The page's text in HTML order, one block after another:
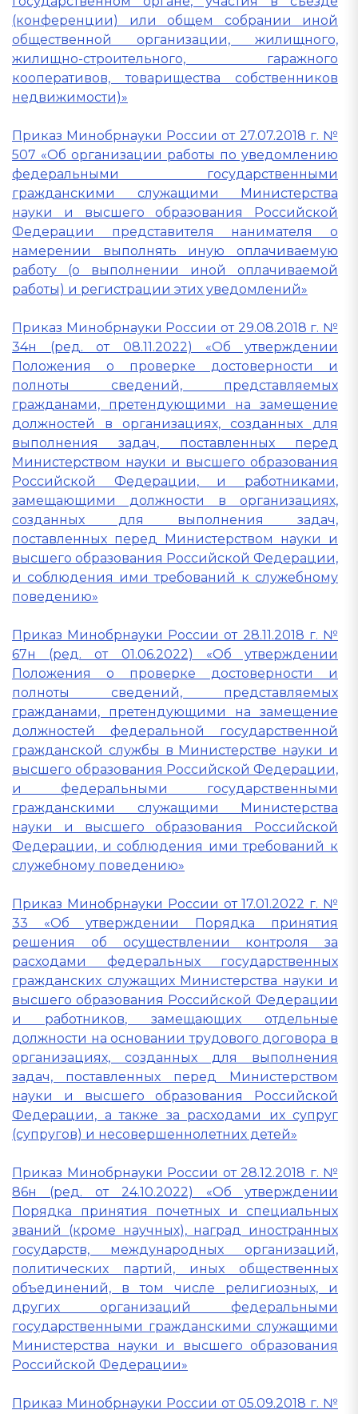
(конференции) или общем собрании иной
общественной организации, жилищного,
жилищно-строительного, гаражного
кооперативов, товарищества собственников
недвижимости)»
Приказ Минобрнауки России от 27.07.2018 г. №
507 «Об организации работы по уведомлению
федеральными государственными
гражданскими служащими Министерства
науки и высшего образования Российской
Федерации представителя нанимателя о
намерении выполнять иную оплачиваемую
работу (о выполнении иной оплачиваемой
работы) и регистрации этих уведомлений»
Приказ Минобрнауки России от 29.08.2018 г. №
34н (ред. от 08.11.2022) «Об утверждении
Положения о проверке достоверности и
полноты сведений, представляемых
гражданами, претендующими на замещение
должностей в организациях, созданных для
выполнения задач, поставленных перед
Министерством науки и высшего образования
Российской Федерации, и работниками,
замещающими должности в организациях,
созданных для выполнения задач,
поставленных перед Министерством науки и
высшего образования Российской Федерации,
и соблюдения ими требований к служебному
поведению»
Приказ Минобрнауки России от 28.11.2018 г. №
67н (ред. от 01.06.2022) «Об утверждении
Положения о проверке достоверности и
полноты сведений, представляемых
гражданами, претендующими на замещение
должностей федеральной государственной
гражданской службы в Министерстве науки и
высшего образования Российской Федерации,
и федеральными государственными
гражданскими служащими Министерства
науки и высшего образования Российской
Федерации, и соблюдения ими требований к
служебному поведению»
Приказ Минобрнауки России от 17.01.2022 г. №
33 «Об утверждении Порядка принятия
решения об осуществлении контроля за
расходами федеральных государственных
гражданских служащих Министерства науки и
высшего образования Российской Федерации
и работников, замещающих отдельные
должности на основании трудового договора в
организациях, созданных для выполнения
задач, поставленных перед Министерством
науки и высшего образования Российской
Федерации, а также за расходами их супруг
(супругов) и несовершеннолетних детей»
Приказ Минобрнауки России от 28.12.2018 г. №
86н (ред. от 24.10.2022) «Об утверждении
Порядка принятия почетных и специальных
званий (кроме научных), наград иностранных
государств, международных организаций,
политических партий, иных общественных
объединений, в том числе религиозных, и
других организаций федеральными
государственными гражданскими служащими
Министерства науки и высшего образования
Российской Федерации»
Приказ Минобрнауки России от 05.09.2018 г. №